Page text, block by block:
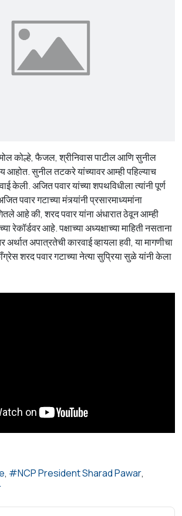
कोल्हे, फैजल, श्रीनिवास पाटील आणि सुनील
सुनील तटकरे यांच्यावर आम्ही पहिल्याच
केली. अजित पवार यांच्या शपथविधीला त्यांनी पूर्ण
पवार गटाच्या मंत्र्यांनी प्रसारमाध्यमांना
आहे की, शरद पवार यांना अंधारात ठेवून आम्ही
आहे. पक्षाच्या अध्यक्षाच्या माहिती नसताना
अर्थात अपात्रतेची कारवाई व्हायला हवी, या मागणीचा
शरद पवार गटाच्या नेत्या सुप्रिया सुळे यांनी केला
NCP President Sharad Pawar